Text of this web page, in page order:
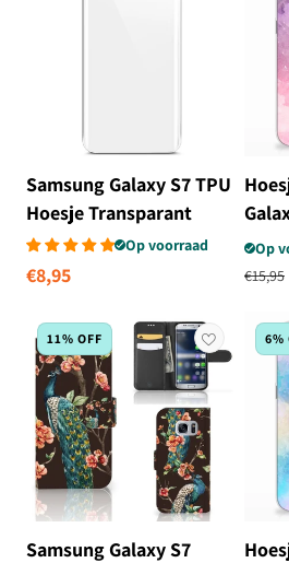
Samsung Galaxy S7 TPU
Hoesje Transparant
Op voorraad
Normale
€8,95
Paint
Op
Normale
€15,95
11% OFF
Samsung Galaxy S7
6%